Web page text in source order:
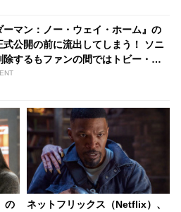
ーマン：ノー・ウェイ・ホーム』の
式公開の前に流出してしまう！ ソニ
除するもファンの間ではトビー・マ
ンドリュー・ガーフィールドの話
の
ネットフリックス（Netflix）、